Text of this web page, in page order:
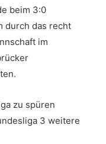
beim 3:0
durch das recht
im
zu spüren
3 weitere